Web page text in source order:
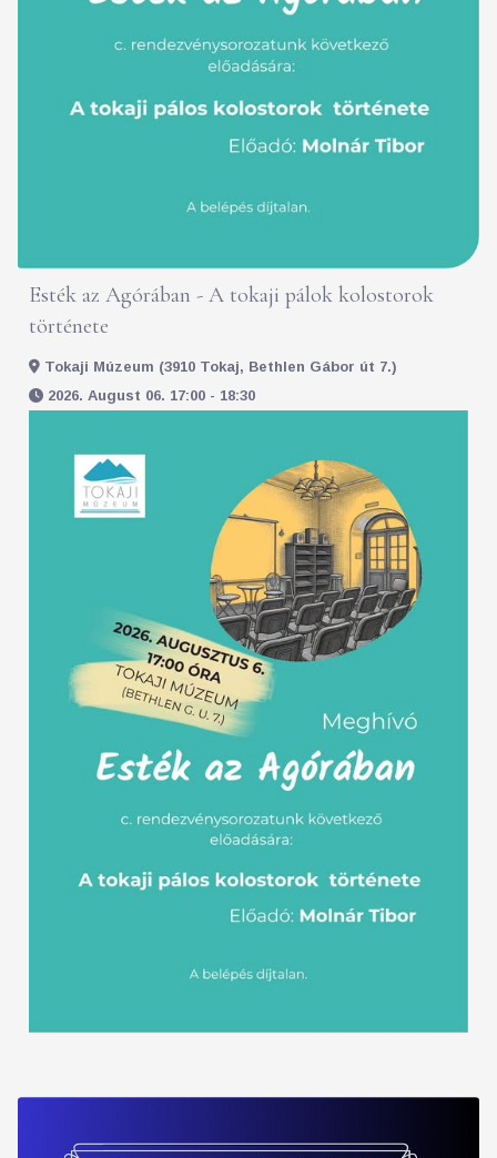
Esték az Agórában - A tokaji pálok kolostorok
története
Tokaji Múzeum (3910 Tokaj, Bethlen Gábor út 7.)
2026. August 06. 17:00 - 18:30